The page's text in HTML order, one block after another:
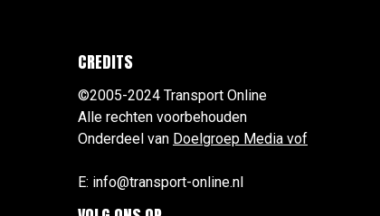
CREDITS
©2005-2024 Transport Online
Alle rechten voorbehouden
Onderdeel van Doelgroep Media vof
E: info@transport-online.nl